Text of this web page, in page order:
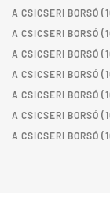
A CSICSERI BORSÓ
A CSICSERI BORSÓ
A CSICSERI BORSÓ
A CSICSERI BORSÓ
A CSICSERI BORSÓ
A CSICSERI BORSÓ
A CSICSERI BORSÓ